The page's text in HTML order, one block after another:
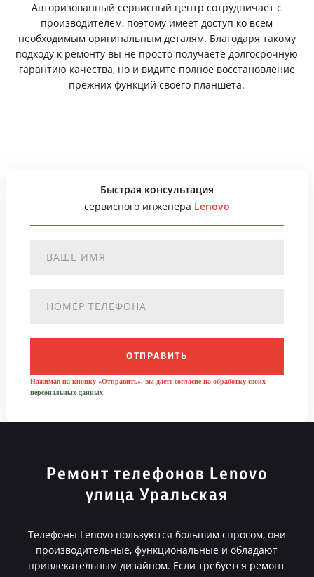
Авторизованный сервисный центр сотрудничает с
производителем, поэтому имеет доступ ко всем
необходимым оригинальным деталям. Благодаря такому
подходу к ремонту вы не просто получаете долгосрочную
гарантию качества, но и видите полное восстановление
прежних функций своего планшета.
Быстрая консультация
сервисного инженера Lenovo
ОТПРАВИТЬ
Нажимая на кнопку «Отправить», вы даете согласие на обработку своих
персональных данных
Ремонт телефонов Lenovo
улица Уральская
Телефоны Lenovo пользуются большим спросом, они
производительные, функциональные и обладают
привлекательным дизайном. Если требуется ремонт